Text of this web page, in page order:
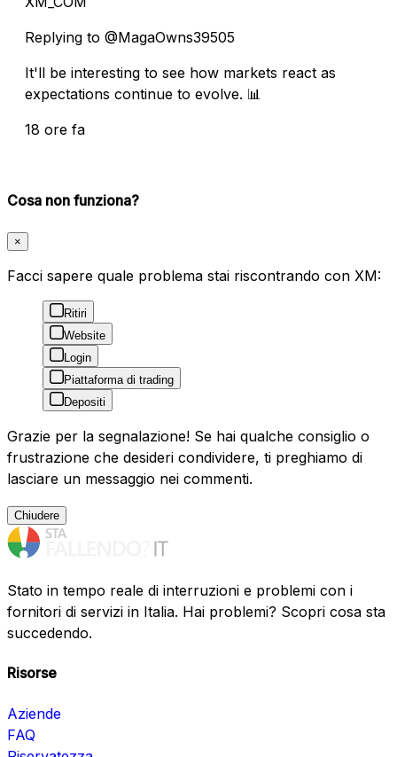
Replying to @MagaOwns39505
It'll be interesting to see how markets react as
expectations continue to evolve. 📊
18 ore fa
Cosa non funziona?
×
Facci sapere quale problema stai riscontrando con XM:
Ritiri
Website
Login
Piattaforma di trading
Depositi
Grazie per la segnalazione! Se hai qualche consiglio o
frustrazione che desideri condividere, ti preghiamo di
lasciare un messaggio nei commenti.
Chiudere
Stato in tempo reale di interruzioni e problemi con i
fornitori di servizi in Italia. Hai problemi? Scopri cosa sta
succedendo.
Risorse
Aziende
FAQ